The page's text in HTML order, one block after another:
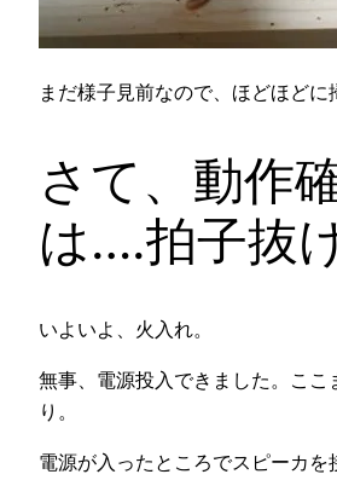
まだ様子見前なので、ほどほどに
さて、動作
は….拍子抜
いよいよ、火入れ。
無事、電源投入できました。ここ
り。
電源が入ったところでスピーカを